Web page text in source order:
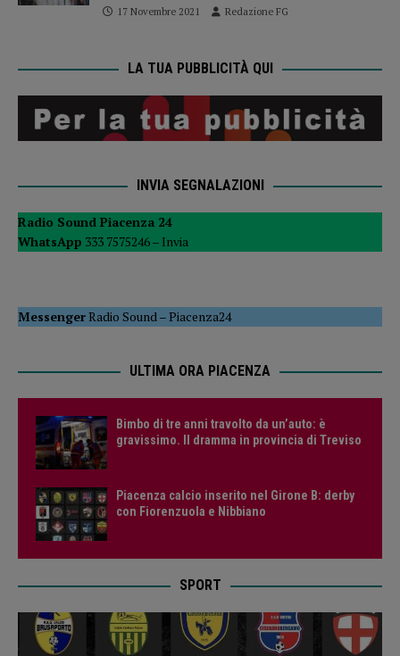
17 Novembre 2021 Redazione FG
LA TUA PUBBLICITÀ QUI
INVIA SEGNALAZIONI
Radio Sound Piacenza 24
WhatsApp 333 7575246 – Invia
MessengerRadio Sound –Piacenza24
ULTIMA ORA PIACENZA
Bimbo di tre anni travolto da un’auto: è
gravissimo. Il dramma in provincia di Treviso
Piacenza calcio inserito nel Girone B: derby
con Fiorenzuola e Nibbiano
SPORT